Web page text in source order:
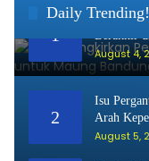
Daily Trending!
1
Persib
Berakhir
August 4,
2
Isu
Arah
August 5,